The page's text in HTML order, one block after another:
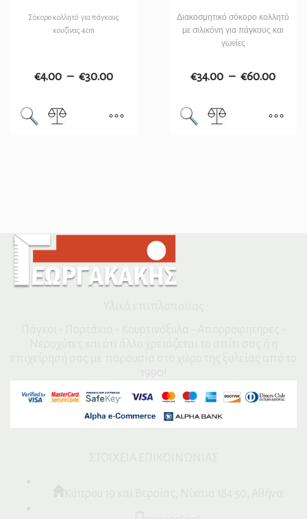
Σόκορο κολλητό για πάγκους
κουζίνας 4cm
€4.00 – €30.00
Διακοσμητικό σόκορο κολλητό
με σιλικόνη για πάγκους και
γωνίες
€34.00 – €60.00